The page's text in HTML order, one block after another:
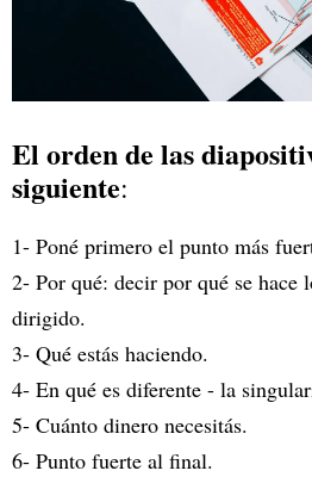
El orden de las
siguiente:
1- Poné primero el punto más
2- Por qué: decir por qué se hace
dirigido.
3- Qué estás haciendo.
4- En qué es diferente - la
5- Cuánto dinero necesitás.
6- Punto fuerte al final.